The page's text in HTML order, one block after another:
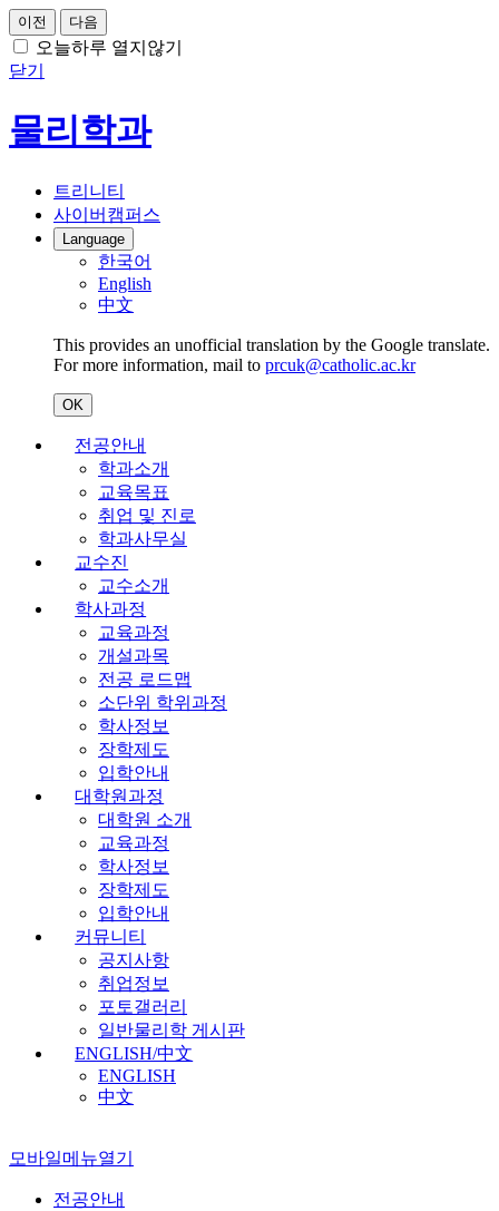
이전 다음
오늘하루 열지않기
닫기
물리학과
트리니티
사이버캠퍼스
Language
한국어
English
中文
This provides an unofficial translation by the Google translate.
For more information, mail to prcuk@catholic.ac.kr
OK
전공안내
학과소개
교육목표
취업 및 진로
학과사무실
교수진
교수소개
학사과정
교육과정
개설과목
전공 로드맵
소단위 학위과정
학사정보
장학제도
입학안내
대학원과정
대학원 소개
교육과정
학사정보
장학제도
입학안내
커뮤니티
공지사항
취업정보
포토갤러리
일반물리학 게시판
ENGLISH/中文
ENGLISH
中文
모바일메뉴열기
전공안내